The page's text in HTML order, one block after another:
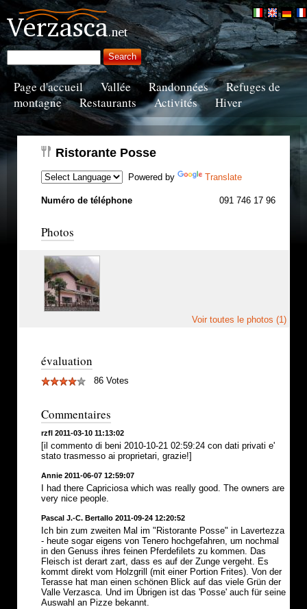
Page d'accueil Vallée Randonnées
Refuges de
montagne
Restaurants Activités Hiver
Ristorante Posse
Powered by Translate
Numéro de téléphone 091 746 17 96
Photos
Voir toutes le photos (1)
évaluation
86 Votes
Commentaires
rzfl 2011-03-10 11:13:02
[il commento di beni 2010-10-21 02:59:24 con dati privati e'
stato trasmesso ai proprietari, grazie!]
Annie 2011-06-07 12:59:07
I had there Capriciosa which was really good. The owners are
very nice people.
Pascal J.-C. Bertallo 2011-09-24 12:20:52
Ich bin zum zweiten Mal im "Ristorante Posse" in Lavertezza
- heute sogar eigens von Tenero hochgefahren, um nochmal
in den Genuss ihres feinen Pferdefilets zu kommen. Das
Fleisch ist derart zart, dass es auf der Zunge vergeht. Es
kommt direkt vom Holzgrill (mit einer Portion Frites). Von der
Terasse hat man einen schönen Blick auf das viele Grün der
Valle Verzasca. Und im Übrigen ist das 'Posse' auch für seine
Auswahl an Pizze bekannt.